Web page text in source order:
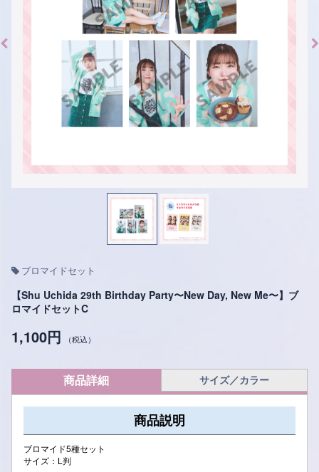
ブロマイドセット
【Shu Uchida 29th Birthday Party〜New Day, New Me〜】ブ
ロマイドセットC
1,100円 （税込）
商品詳細 サイズ／カラー
商品説明
ブロマイド5種セット
サイズ：L判